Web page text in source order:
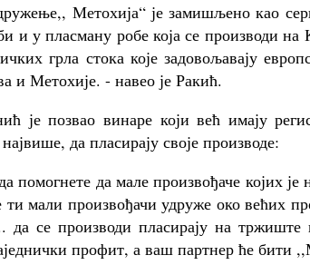
Метохија“ је замишљено као
и у пласману робе која се производи
грла стока које задовољавају
и Метохије. - навео је Ракић.
је позвао винаре који већ имају
да пласирају своје производе:
да мале произвођаче којих је
ти мали произвођачи удруже око већих
да се производи пласирају на
профит, а ваш партнер ће бити